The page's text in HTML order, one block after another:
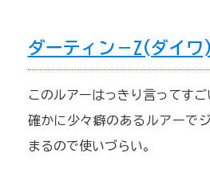
ダーティン－Z(ダイワ)
このルアーはっきり言ってすご
確かに少々癖のあるルアーで
まるので使いづらい。